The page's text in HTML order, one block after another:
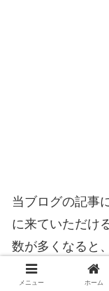
当ブログの記事
に来ていただけ
数が多くなると
メニュー ホーム